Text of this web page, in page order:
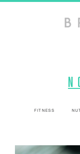
FITNESS